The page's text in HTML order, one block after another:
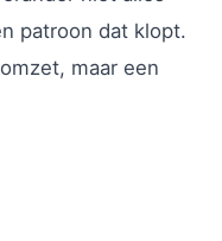
patroon dat klopt.
maar een